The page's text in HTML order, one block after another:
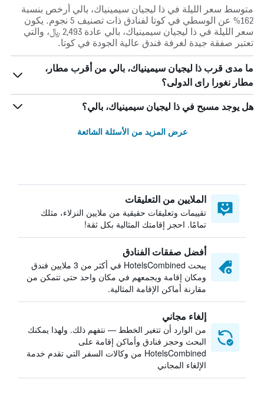
متوسط سعر الليلة في ذا ليجيان سيمينياك، بالي أرخص بنسبة
162% عن الوسطي في كوتا لفنادق ذات تصنيف 5 نجوم. يكون
سعر الليلة في ذا ليجيان سيمينياك، بالي عادة 2,493 ﷼، والتي
تعتبر صفقة جيدة لغرفة فندق عالية الجودة في كوتا.
ما مدى قرب ذا ليجيان سيمينياك، بالي من أقرب مطار،
مطار نغورا راى الدولى؟
هل يوجد مسبح في ذا ليجيان سيمينياك، بالي؟
عرض المزيد من الأسئلة الشائعة
الملايين من التعليقات
تقييمات وتعليقات حقيقية من ملايين النزلاء، مثلك
تمامًا. احجز إقامتك المثالية بكل ثقة!
أفضل صفقات الفنادق
يبحث HotelsCombined في أكثر من 3 ملايين فندق
ومكان إقامة ويجمعهم في مكان واحد حتى تتمكن من
مقارنة أماكن الإقامة المثالية.
إلغاء مجاني
من الوارد أن تتغير الخطط — نتفهم ذلك. ولهذا يمكنك
البحث وحجز فنادق وأماكن إقامة على
HotelsCombined من وكالات السفر التي تقدم خدمة
الإلغاء المجاني